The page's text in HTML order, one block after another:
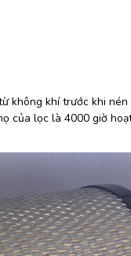
không khí trước khi nén
của lọc là 4000 giờ